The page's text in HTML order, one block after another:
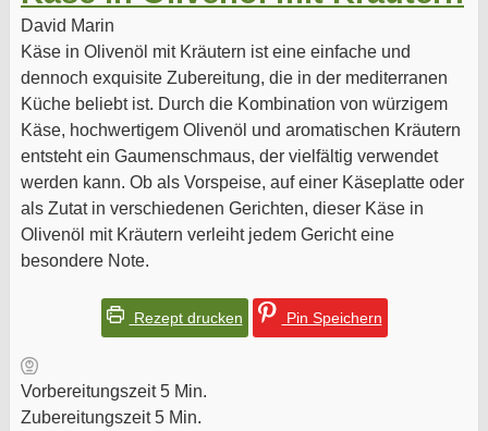
David Marin
Käse in Olivenöl mit Kräutern ist eine einfache und
dennoch exquisite Zubereitung, die in der mediterranen
Küche beliebt ist. Durch die Kombination von würzigem
Käse, hochwertigem Olivenöl und aromatischen Kräutern
entsteht ein Gaumenschmaus, der vielfältig verwendet
werden kann. Ob als Vorspeise, auf einer Käseplatte oder
als Zutat in verschiedenen Gerichten, dieser Käse in
Olivenöl mit Kräutern verleiht jedem Gericht eine
besondere Note.
Rezept drucken Pin Speichern
Vorbereitungszeit5Minuten
Min.
Zubereitungszeit5Minuten
Min.